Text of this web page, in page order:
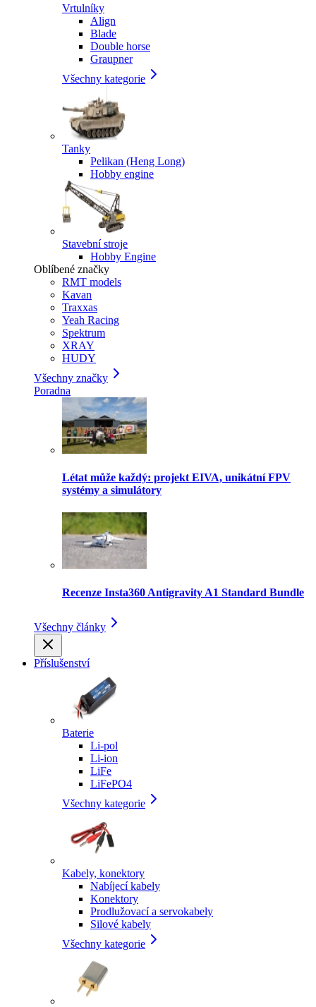
Vrtulníky
Align
Blade
Double horse
Graupner
Všechny kategorie
Tanky
Pelikan (Heng Long)
Hobby engine
Stavební stroje
Hobby Engine
Oblíbené značky
RMT models
Kavan
Traxxas
Yeah Racing
Spektrum
XRAY
HUDY
Všechny značky
Poradna
Létat může každý: projekt EIVA, unikátní FPV
systémy a simulátory
Recenze Insta360 Antigravity A1 Standard Bundle
Všechny články
Příslušenství
Baterie
Li-pol
Li-ion
LiFe
LiFePO4
Všechny kategorie
Kabely, konektory
Nabíjecí kabely
Konektory
Prodlužovací a servokabely
Silové kabely
Všechny kategorie